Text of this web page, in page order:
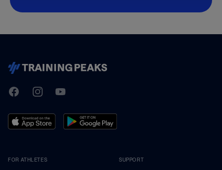
TrainingPeaks
FacebookInstagramYoutube
FOR ATHLETES SUPPORT